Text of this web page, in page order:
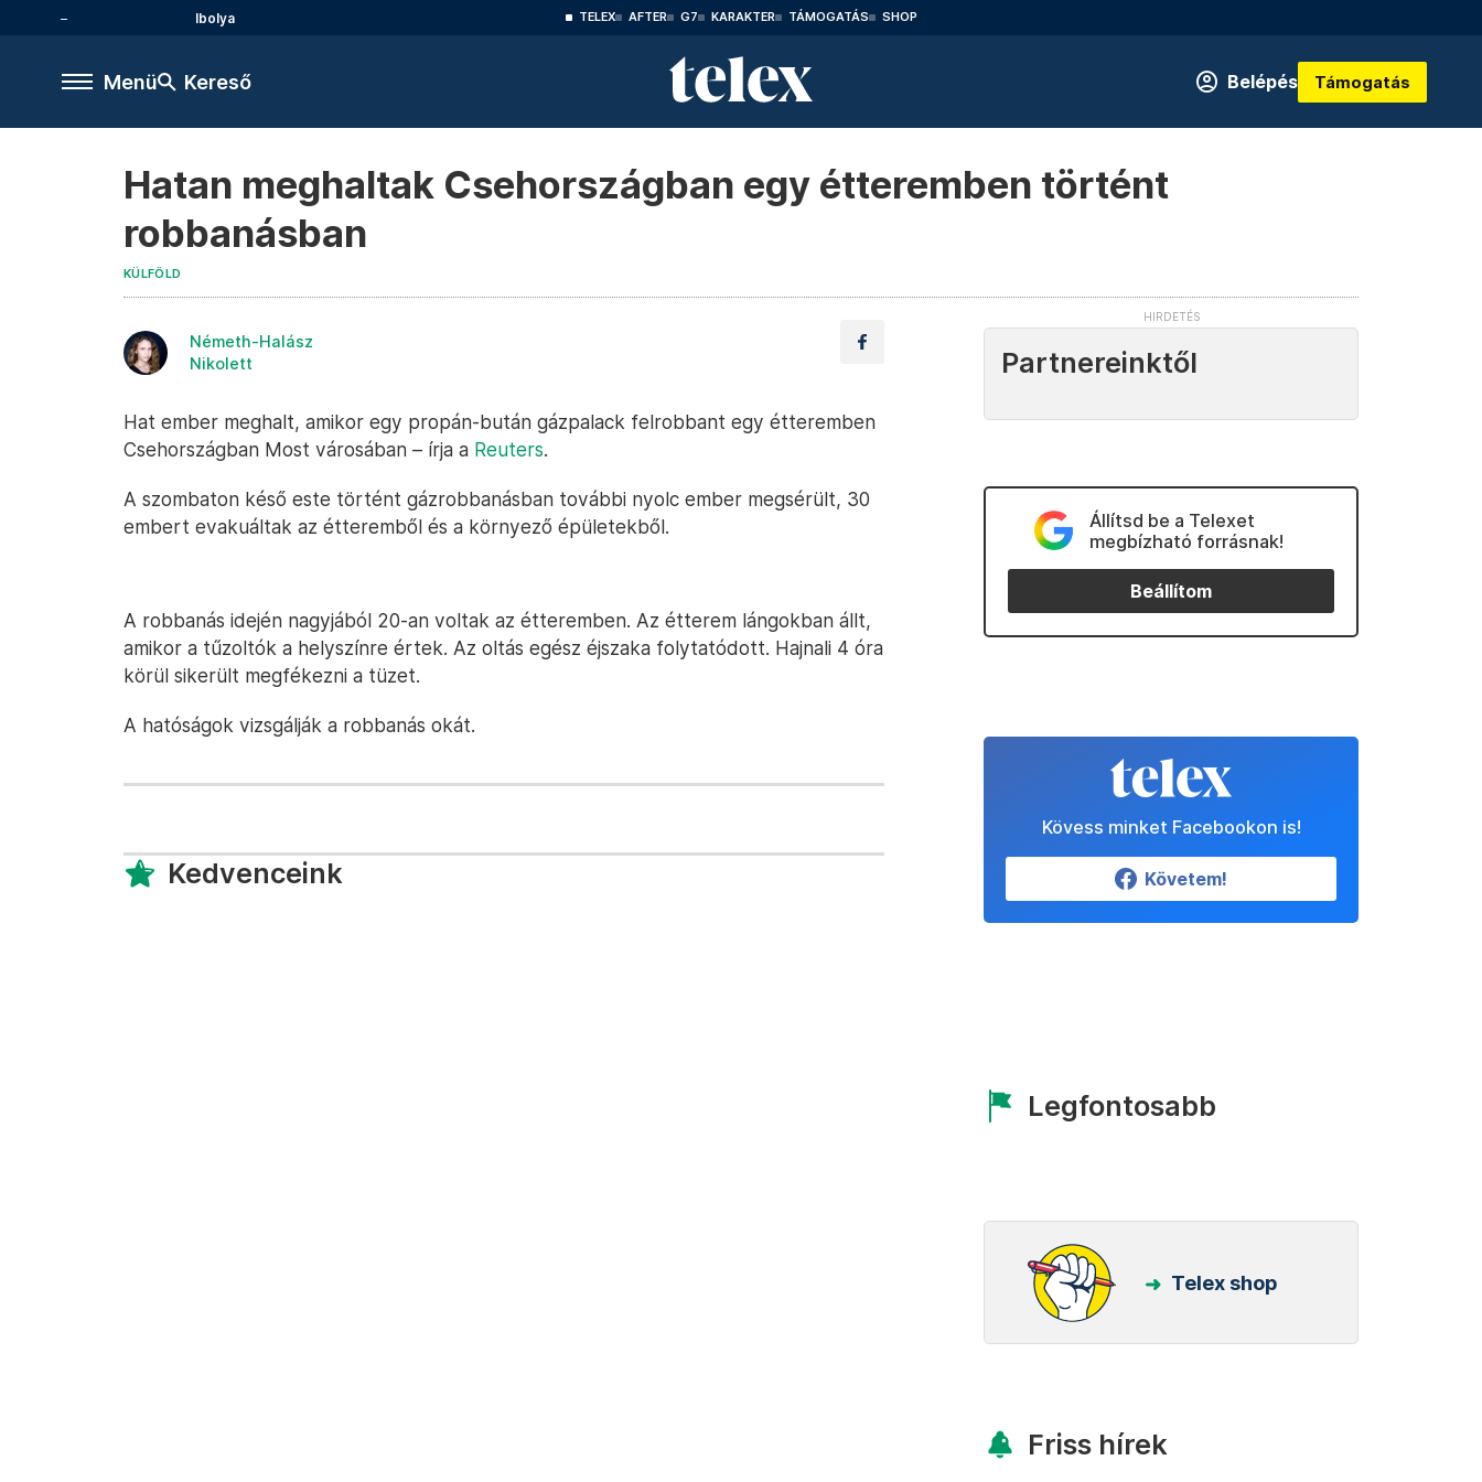
Ibolya TELEX AFTER G7 KARAKTER TÁMOGATÁS SHOP
Menü Kereső Belépés Támogatás
Hatan meghaltak Csehországban egy étteremben történt
robbanásban
KÜLFÖLD
Németh-Halász
Nikolett
Hat ember meghalt, amikor egy propán-bután gázpalack felrobbant egy étteremben
Csehországban Most városában – írja a Reuters.
A szombaton késő este történt gázrobbanásban további nyolc ember megsérült, 30
embert evakuáltak az étteremből és a környező épületekből.
A robbanás idején nagyjából 20-an voltak az étteremben. Az étterem lángokban állt,
amikor a tűzoltók a helyszínre értek. Az oltás egész éjszaka folytatódott. Hajnali 4 óra
körül sikerült megfékezni a tüzet.
A hatóságok vizsgálják a robbanás okát.
Kedvenceink
Partnereinktől
Állítsd be a Telexet
megbízható forrásnak!
Beállítom
Kövess minket Facebookon is!
Követem!
Legfontosabb
Telex shop
Friss hírek